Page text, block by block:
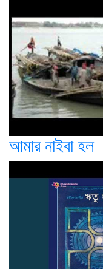
আমার নাইবা হল